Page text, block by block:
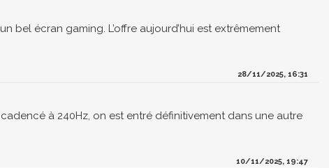
bel écran gaming. L’offre aujourd’hui est extrêmement
28/11/2025, 16:31
à 240Hz, on est entré définitivement dans une autre
10/11/2025, 19:47